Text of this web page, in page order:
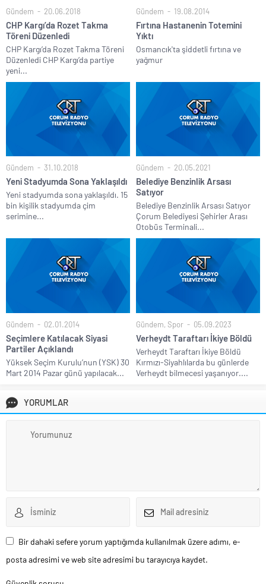
Gündem 20.06.2018
CHP Kargı’da Rozet Takma
Töreni Düzenledi
CHP Kargı’da Rozet Takma Töreni
Düzenledi CHP Kargı’da partiye
yeni...
Gündem 19.08.2014
Fırtına Hastanenin Totemini
Yıktı
Osmancık'ta şiddetli fırtına ve
yağmur
Gündem 31.10.2018
Yeni Stadyumda Sona Yaklaşıldı
Yeni stadyumda sona yaklaşıldı. 15
bin kişilik stadyumda çim
serimine...
Gündem 20.05.2021
Belediye Benzinlik Arsası
Satıyor
Belediye Benzinlik Arsası Satıyor
Çorum Belediyesi Şehirler Arası
Otobüs Terminali...
Gündem 02.01.2014
Seçimlere Katılacak Siyasi
Partiler Açıklandı
Yüksek Seçim Kurulu’nun (YSK) 30
Mart 2014 Pazar günü yapılacak...
Gündem, Spor 05.09.2023
Verheydt Taraftarı İkiye Böldü
Verheydt Taraftarı İkiye Böldü
Kırmızı-Siyahlılarda bu günlerde
Verheydt bilmecesi yaşanıyor....
YORUMLAR
Bir dahaki sefere yorum yaptığımda kullanılmak üzere adımı, e-
posta adresimi ve web site adresimi bu tarayıcıya kaydet.